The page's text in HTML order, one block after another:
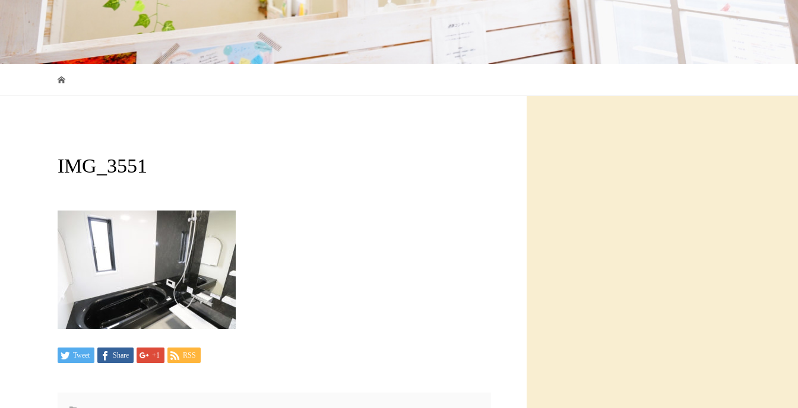
IMG_3551
Tweet Share +1 RSS